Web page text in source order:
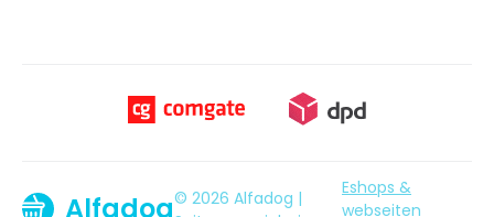
Alfadog© 2026 Alfadog |
Eshops &
webseiten